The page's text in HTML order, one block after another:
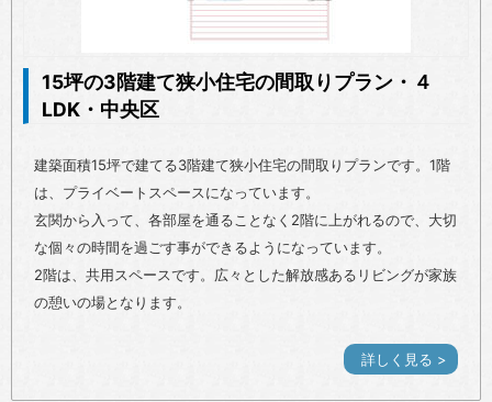
15坪の3階建て狭小住宅の間取りプラン・４
LDK・中央区
建築面積15坪で建てる3階建て狭小住宅の間取りプランです。1階
は、プライベートスペースになっています。
玄関から入って、各部屋を通ることなく2階に上がれるので、大切
な個々の時間を過ごす事ができるようになっています。
2階は、共用スペースです。広々とした解放感あるリビングが家族
の憩いの場となります。
詳しく見る >